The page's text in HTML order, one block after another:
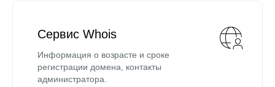
Сервис Whois
Информация о возрасте и сроке
регистрации домена, контакты
администратора.